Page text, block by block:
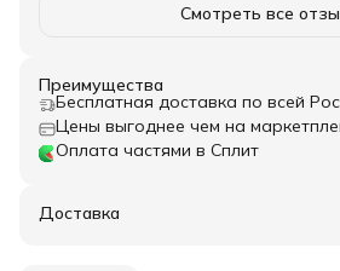
Смотреть все
Преимущества
Бесплатная доставка по всей
Цены выгоднее чем на
Оплата частями в Сплит
Доставка